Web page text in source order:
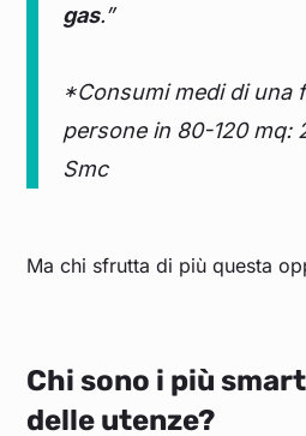
gas.”
*Consumi medi di una
persone in 80-120 mq:
Smc
Ma chi sfrutta di più questa
Chi sono i più
delle utenze?